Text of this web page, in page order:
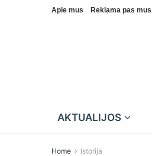
Apie mus Reklama pas mus
AKTUALIJOS
Home Istorija